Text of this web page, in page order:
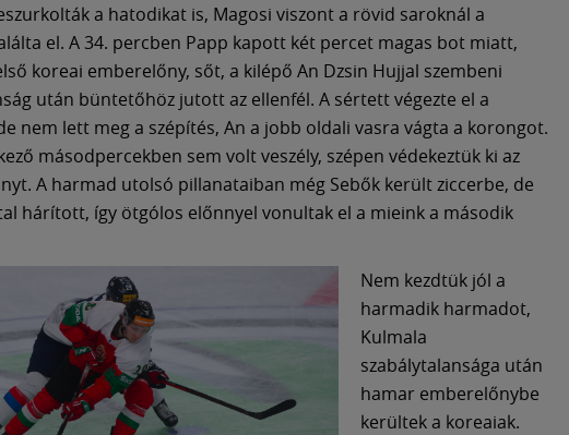
a hatodikat is, Magosi viszont a rövid saroknál a
el. A 34. percben Papp kapott két percet magas bot miatt,
koreai emberelőny, sőt, a kilépő An Dzsin Hujjal szembeni
után büntetőhöz jutott az ellenfél. A sértett végezte el a
nem lett meg a szépítés, An a jobb oldali vasra vágta a korongot.
másodpercekben sem volt veszély, szépen védekeztük ki az
A harmad utolsó pillanataiban még Sebők került ziccerbe, de
hárított, így ötgólos előnnyel vonultak el a mieink a második
Nem kezdtük jól a
harmadik harmadot,
Kulmala
szabálytalansága után
hamar emberelőnybe
kerültek a koreaiak.